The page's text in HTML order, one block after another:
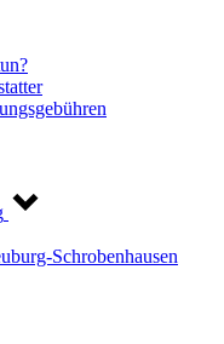
Schrobenhausen